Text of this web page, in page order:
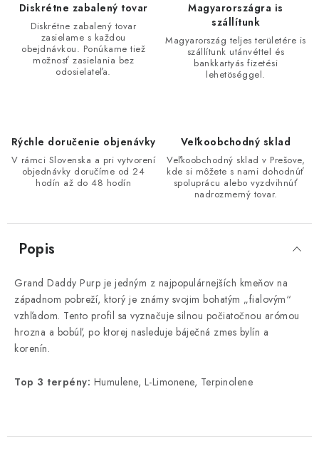
Diskrétne zabalený tovar
Diskrétne zabalený tovar
zasielame s každou
obejdnávkou. Ponúkame tiež
možnosť zasielania bez
odosielateľa.
Magyarországra is
szállítunk
Magyarország teljes területére is
szállítunk utánvéttel és
bankkartyás fizetési
lehetöséggel.
Rýchle doručenie objenávky
V rámci Slovenska a pri vytvorení
objednávky doručíme od 24
hodín až do 48 hodín
Veľkoobchodný sklad
Veľkoobchodný sklad v Prešove,
kde si môžete s nami dohodnúť
spoluprácu alebo vyzdvihnúť
nadrozmerný tovar.
Popis
Grand Daddy Purp je jedným z najpopulárnejších kmeňov na
západnom pobreží, ktorý je známy svojim bohatým „fialovým“
vzhľadom. Tento profil sa vyznačuje silnou počiatočnou arómou
hrozna a bobúľ, po ktorej nasleduje báječná zmes bylín a
korenín.
Top 3 terpény: Humulene, L-Limonene, Terpinolene